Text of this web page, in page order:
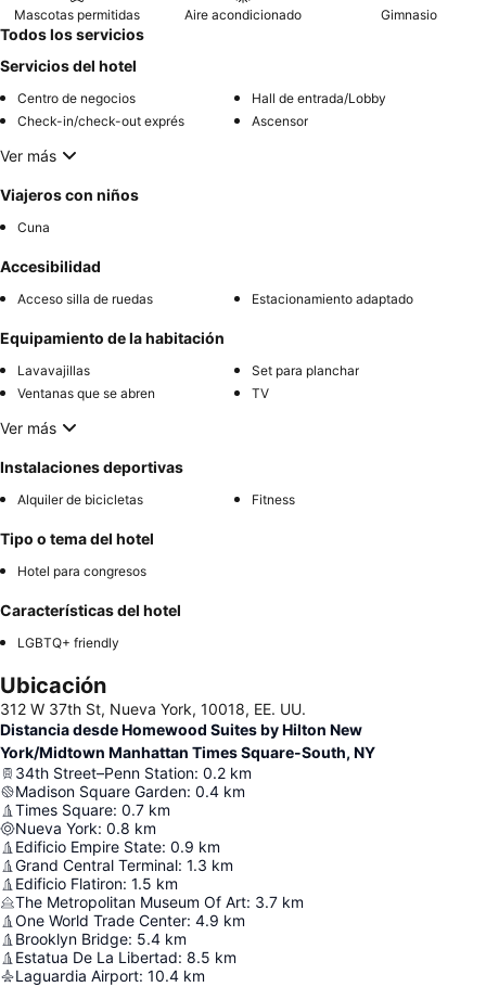
Mascotas permitidas Aire acondicionado Gimnasio
Todos los servicios
Servicios del hotel
Centro de negocios
Hall de entrada/Lobby
Check-in/check-out exprés
Ascensor
Ver más
Viajeros con niños
Cuna
Accesibilidad
Acceso silla de ruedas Estacionamiento adaptado
Equipamiento de la habitación
Lavavajillas
Set para planchar
Ventanas que se abren
TV
Ver más
Instalaciones deportivas
Alquiler de bicicletas Fitness
Tipo o tema del hotel
Hotel para congresos
Características del hotel
LGBTQ+ friendly
Ubicación
312 W 37th St, Nueva York, 10018, EE. UU.
Distancia desde Homewood Suites by Hilton New
York/Midtown Manhattan Times Square-South, NY
34th Street–Penn Station: 0.2 km
Madison Square Garden: 0.4 km
Times Square: 0.7 km
Nueva York: 0.8 km
Edificio Empire State: 0.9 km
Grand Central Terminal: 1.3 km
Edificio Flatiron: 1.5 km
The Metropolitan Museum Of Art: 3.7 km
One World Trade Center: 4.9 km
Brooklyn Bridge: 5.4 km
Estatua De La Libertad: 8.5 km
Laguardia Airport: 10.4 km